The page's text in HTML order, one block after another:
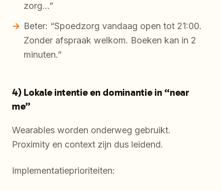
zorg…”
Beter: “Spoedzorg vandaag open tot 21:00.
Zonder afspraak welkom. Boeken kan in 2
minuten.”
4) Lokale intentie en dominantie in “near
me”
Wearables worden onderweg gebruikt.
Proximity en context zijn dus leidend.
Implementatieprioriteiten: